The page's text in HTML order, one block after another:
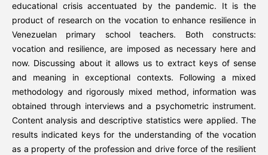
educational crisis accentuated by the pandemic. It is the
product of research on the vocation to enhance resilience in
Venezuelan primary school teachers. Both constructs:
vocation and resilience, are imposed as necessary here and
now. Discussing about it allows us to extract keys of sense
and meaning in exceptional contexts. Following a mixed
methodology and rigorously mixed method, information was
obtained through interviews and a psychometric instrument.
Content analysis and descriptive statistics were applied. The
results indicated keys for the understanding of the vocation
as a property of the profession and drive force of the resilient